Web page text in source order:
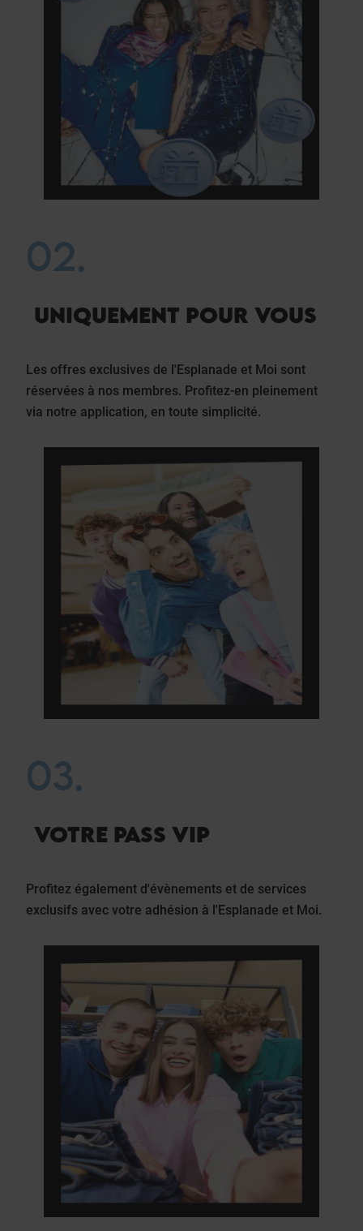
02.
UNIQUEMENT POUR VOUS
Les offres exclusives de l'Esplanade et Moi sont
réservées à nos membres. Profitez-en pleinement
via notre application, en toute simplicité.
03.
VOTRE PASS VIP
Profitez également d'évènements et de services
exclusifs avec votre adhésion à l'Esplanade et Moi.